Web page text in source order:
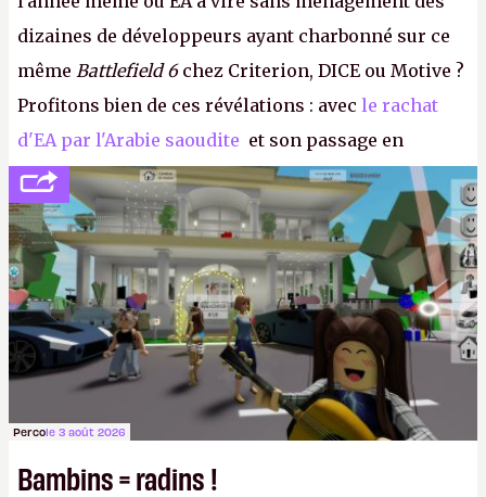
dizaines de développeurs ayant charbonné sur ce
même Battlefield 6chez Criterion, DICE ou Motive ?
Profitons bien de ces révélations : avec le rachat
d'EA par l'Arabie saoudite et son passage en
société privée, l'éditeur n'aura bientôt plus
l'obligation de publier ses bilans. Encore une
victoire pour la transparence.P.
Percole 3 août 2026
Bambins = radins !